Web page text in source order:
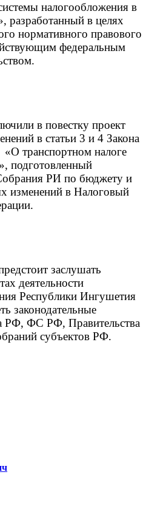
налогообложения в
разработанный в целях
нормативного правового
федеральным
в повестку проект
в статьи 3 и 4 Закона
транспортном налоге
подготовленный
РИ по бюджету и
изменений в Налоговый
заслушать
деятельности
Республики Ингушетия
законодательные
РФ, ФС РФ, Правительства
субъектов РФ.